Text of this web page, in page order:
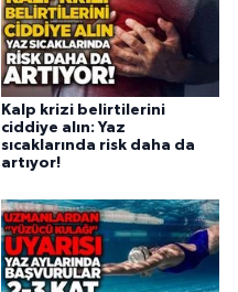
Kalp krizi belirtilerini
ciddiye alın: Yaz
sıcaklarında risk daha da
artıyor!